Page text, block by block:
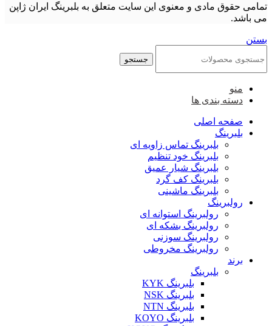
تمامی حقوق مادی و معنوی این سایت متعلق به بلبرینگ ایران ژاپن
می باشد.
بستن
جستجو
منو
دسته بندی ها
صفحه اصلی
بلبرینگ
بلبرینگ تماس زاویه ای
بلبرینگ خود تنظیم
بلبرینگ شیار عمیق
بلبرینگ کف گرد
بلبرینگ ماشینی
رولبرینگ
رولبرینگ استوانه ای
رولبرینگ بشکه ای
رولبرینگ سوزنی
رولبرینگ مخروطی
برند
بلبرینگ
بلبرینگ KYK
بلبرینگ NSK
بلبرینگ NTN
بلبرینگ KOYO